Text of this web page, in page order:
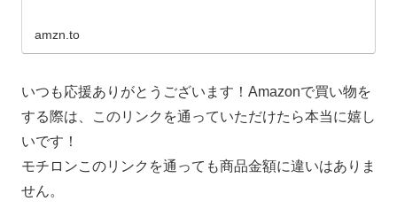
amzn.to
いつも応援ありがとうございます！Amazonで買い物を
する際は、このリンクを通っていただけたら本当に嬉し
いです！
モチロンこのリンクを通っても商品金額に違いはありま
せん。